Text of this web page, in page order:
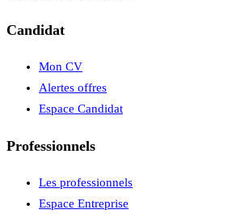
Candidat
Mon CV
Alertes offres
Espace Candidat
Professionnels
Les professionnels
Espace Entreprise